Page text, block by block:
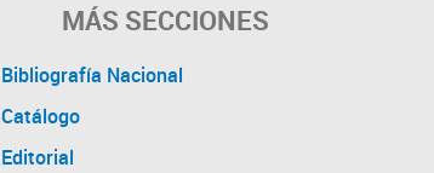
MÁS SECCIONES
Bibliografía Nacional
Catálogo
Editorial